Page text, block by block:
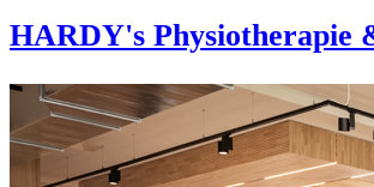
HARDY's Physiotherapie